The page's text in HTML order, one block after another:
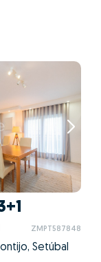
ZMPT587848
Setúbal